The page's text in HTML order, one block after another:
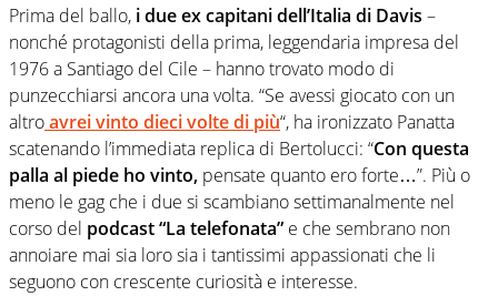
Prima del ballo, i due ex capitani dell’Italia di Davis –
nonché protagonisti della prima, leggendaria impresa del
1976 a Santiago del Cile – hanno trovato modo di
punzecchiarsi ancora una volta. “Se avessi giocato con un
altroavrei vinto dieci volte di più“, ha ironizzato Panatta
scatenando l’immediata replica di Bertolucci: “Con questa
palla al piede ho vinto, pensate quanto ero forte…”. Più o
meno le gag che i due si scambiano settimanalmente nel
corso del podcast “La telefonata” e che sembrano non
annoiare mai sia loro sia i tantissimi appassionati che li
seguono con crescente curiosità e interesse.